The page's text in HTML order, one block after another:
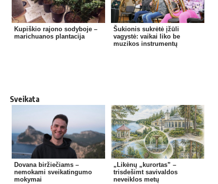
Kupiškio rajono sodyboje –
marichuanos plantacija
Šukionis sukrėtė įžūli
vagystė: vaikai liko be
muzikos instrumentų
Sveikata
Dovana biržiečiams –
nemokami sveikatingumo
mokymai
„Likėnų „kurortas” –
trisdešimt savivaldos
neveiklos metų